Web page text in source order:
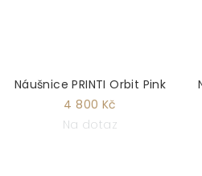
Náušnice PRINTI Orbit Pink
4 800 Kč
Na dotaz